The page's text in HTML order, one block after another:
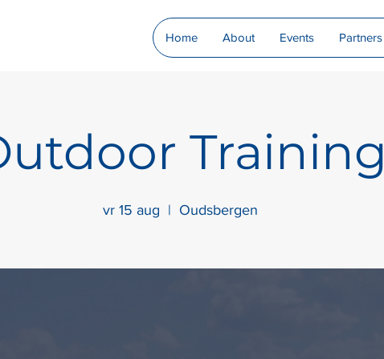
Home About Events Partners
Training
vr 15 aug
  |
Oudsbergen